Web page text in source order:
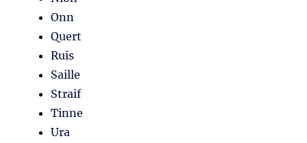
Onn
Quert
Ruis
Saille
Straif
Tinne
Ura